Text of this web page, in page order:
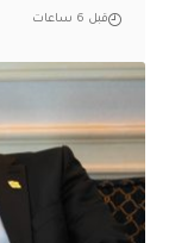
قبل 6 ساعات